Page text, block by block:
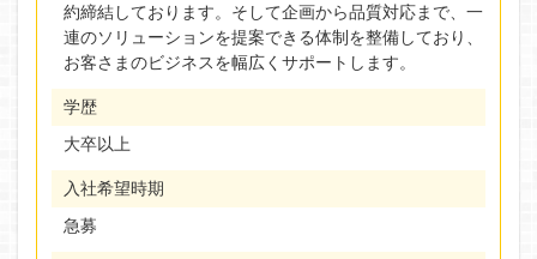
約締結しております。そして企画から品質対応まで、一
連のソリューションを提案できる体制を整備しており、
お客さまのビジネスを幅広くサポートします。
学歴
大卒以上
入社希望時期
急募